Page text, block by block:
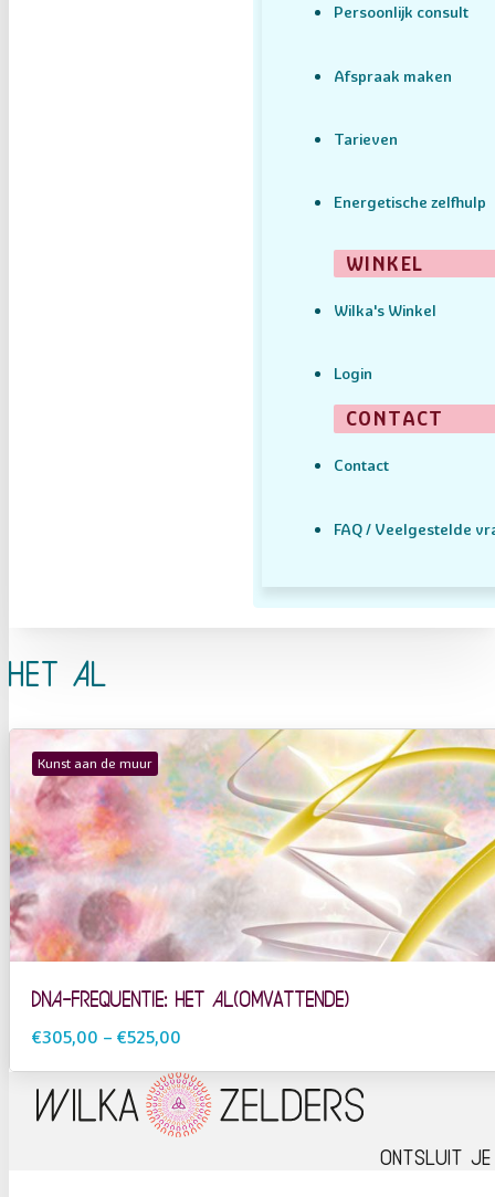
Persoonlijk consult
Afspraak maken
Tarieven
Energetische zelfhulp
WINKEL
Wilka's Winkel
Login
CONTACT
Contact
FAQ / Veelgestelde
Het Al
Kunst aan de muur
DNA-frequentie: Het Al(omvattende)
€305,00 – €525,00
Ontsluit je